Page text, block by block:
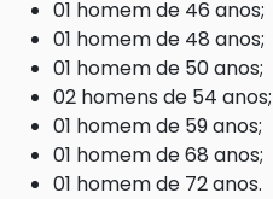
01 homem de 46 anos;
01 homem de 48 anos;
01 homem de 50 anos;
02 homens de 54 anos;
01 homem de 59 anos;
01 homem de 68 anos;
01 homem de 72 anos.